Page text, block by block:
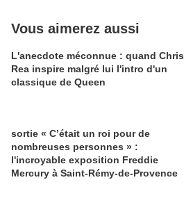
Vous aimerez aussi
L'anecdote méconnue : quand Chris
Rea inspire malgré lui l'intro d'un
classique de Queen
sortie « C’était un roi pour de
nombreuses personnes » :
l'incroyable exposition Freddie
Mercury à Saint-Rémy-de-Provence